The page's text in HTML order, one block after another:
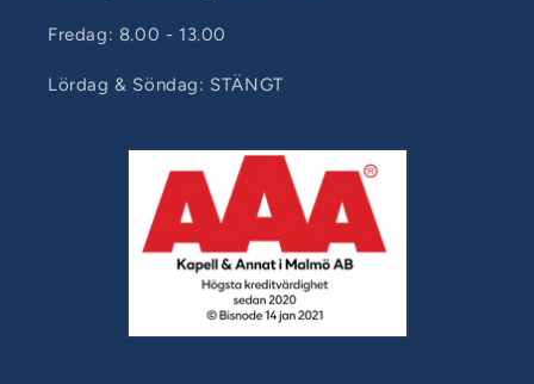
Fredag: 8.00 - 13.00
Lördag & Söndag: STÄNGT